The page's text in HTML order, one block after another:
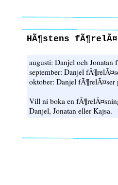
HÃ¶stens
augusti: Danjel och
september: Danjel
oktober: Danjel
Vill ni boka en
Danjel, Jonatan eller Kajsa.